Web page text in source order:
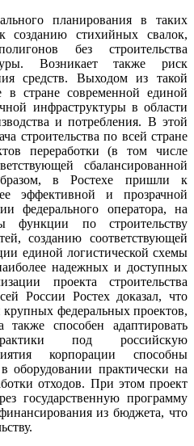
планирования в таких
созданию стихийных свалок,
без строительства
Возникает также риск
средств. Выходом из такой
в стране современной единой
инфраструктуры в области
и потребления. В этой
строительства по всей стране
переработки (в том числе
сбалансированной
в Ростехе пришли к
эффективной и прозрачной
федерального оператора, на
функции по строительству
созданию соответствующей
единой логистической схемы
надежных и доступных
проекта строительства
России Ростех доказал, что
федеральных проектов,
способен адаптировать
под российскую
корпорации способны
оборудовании практически на
отходов. При этом проект
государственную программу
из бюджета, что